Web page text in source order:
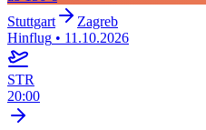
Stuttgart
Zagreb
Hinflug • 11.10.2026
STR
20:00